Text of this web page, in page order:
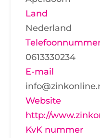
Land
Nederland
0613330234
E-mail
Website
http://
KvK nummer